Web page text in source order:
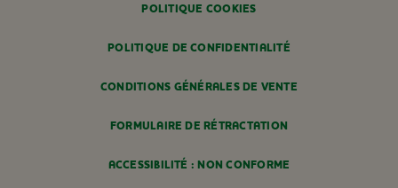
POLITIQUE COOKIES
POLITIQUE DE CONFIDENTIALITÉ
CONDITIONS GÉNÉRALES DE VENTE
FORMULAIRE DE RÉTRACTATION
ACCESSIBILITÉ : NON CONFORME